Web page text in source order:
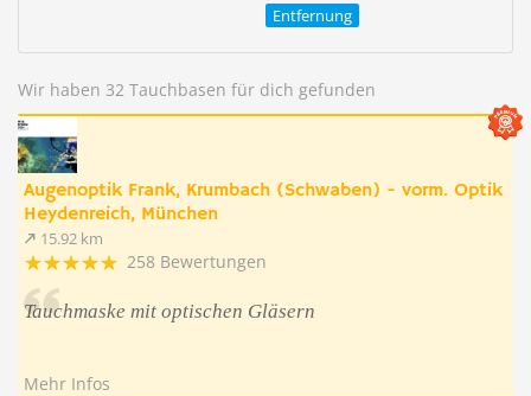
Entfernung
Wir haben 32 Tauchbasen für dich gefunden
Augenoptik Frank, Krumbach (Schwaben) - vorm. Optik
Heydenreich, München
15.92 km
258 Bewertungen
Tauchmaske mit optischen Gläsern
Mehr Infos